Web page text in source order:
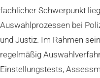
fachlicher Schwerpunkt
Auswahlprozessen bei
und Justiz. Im Rahmen
regelmäßig
Einstellungstests,